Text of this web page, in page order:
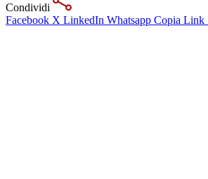
Condividi
Facebook X LinkedIn Whatsapp Copia Link